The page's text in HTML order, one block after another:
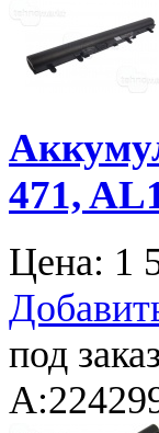
471,
Цена: 1
под заказ